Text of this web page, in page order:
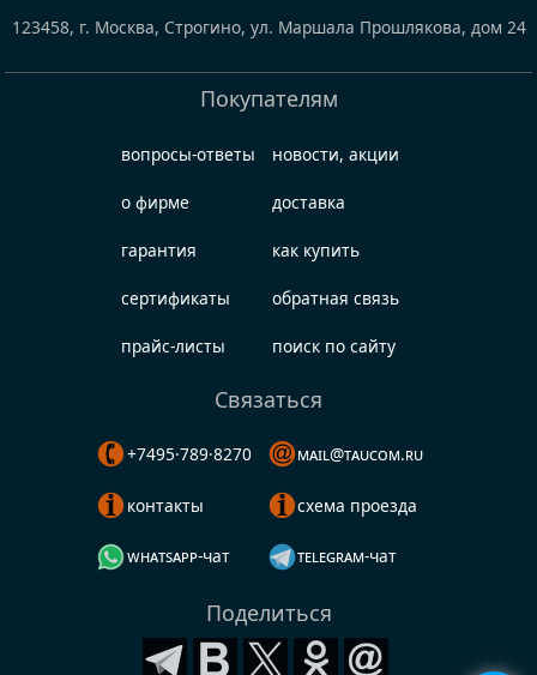
123458, г. Москва, Строгино, ул. Маршала Прошлякова, дом 24
Покупателям
вопросы-ответы
о фирме
гарантия
сертификаты
прайс-листы
новости, акции
доставка
как купить
обратная связь
поиск по сайту
Связаться
+7495·789·8270
контакты
whatsapp-чат
mail@taucom.ru
схема проезда
telegram-чат
Поделиться